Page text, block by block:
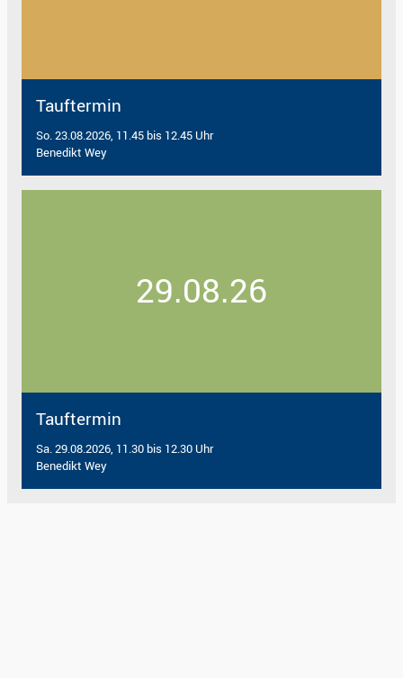
Tauftermin
So. 23.08.2026, 11.45 bis 12.45 Uhr
Benedikt Wey
29.08.26
Tauftermin
Sa. 29.08.2026, 11.30 bis 12.30 Uhr
Benedikt Wey